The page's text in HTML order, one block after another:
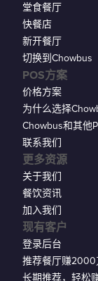
现有客户
登录后台
推荐餐厅赚2000
长期推荐，轻松
堂食餐厅
快餐店
新开餐厅
切换到Chowbus
POS方案
价格方案
为什么选择
Chowbus和其他
联系我们
更多资源
关于我们
餐饮资讯
加入我们